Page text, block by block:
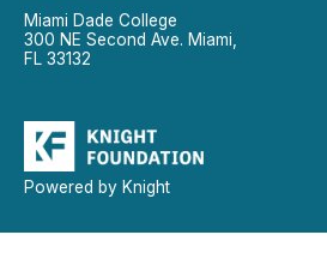
Miami Dade College
300 NE Second Ave. Miami,
FL 33132
Powered by Knight